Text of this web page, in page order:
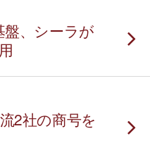
盤、シーラが
2社の商号を